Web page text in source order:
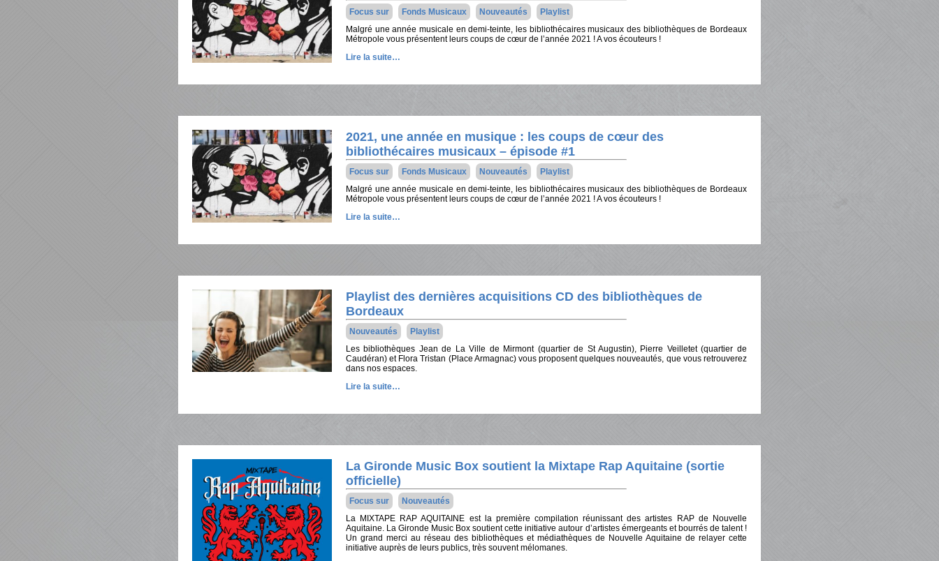
Focus sur Fonds Musicaux Nouveautés
Playlist
Malgré une année musicale en demi-teinte, les bibliothécaires musicaux des bibliothèques de Bordeaux
Métropole vous présentent leurs coups de cœur de l’année 2021 ! A vos écouteurs !
Lire la suite…
2021, une année en musique : les coups de cœur des
bibliothécaires musicaux – épisode #1
Focus sur Fonds Musicaux Nouveautés
Playlist
Malgré une année musicale en demi-teinte, les bibliothécaires musicaux des bibliothèques de Bordeaux
Métropole vous présentent leurs coups de cœur de l’année 2021 ! A vos écouteurs !
Lire la suite…
Playlist des dernières acquisitions CD des bibliothèques de
Bordeaux
Nouveautés
Playlist
Les bibliothèques Jean de La Ville de Mirmont (quartier de St Augustin), Pierre Veilletet (quartier de
Caudéran) et Flora Tristan (Place Armagnac) vous proposent quelques nouveautés, que vous retrouverez
dans nos espaces.
Lire la suite…
La Gironde Music Box soutient la Mixtape Rap Aquitaine (sortie
officielle)
Focus sur
Nouveautés
La MIXTAPE RAP AQUITAINE est la première compilation réunissant des artistes RAP de Nouvelle
Aquitaine. La Gironde Music Box soutient cette initiative autour d’artistes émergeants et bourrés de talent !
Un grand merci au réseau des bibliothèques et médiathèques de Nouvelle Aquitaine de relayer cette
initiative auprès de leurs publics, très souvent mélomanes.